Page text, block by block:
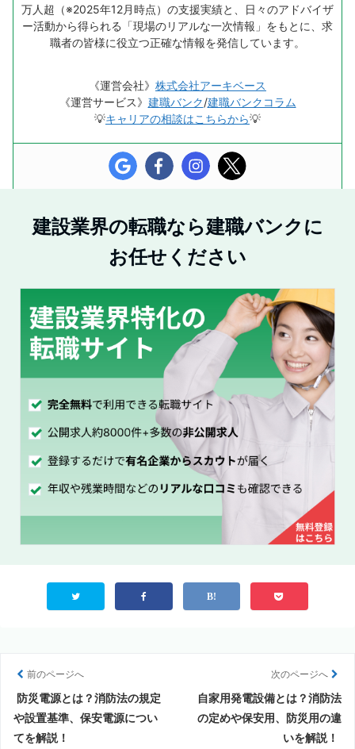
万人超（※2025年12月時点）の支援実績と、日々のアドバイザ
ー活動から得られる「現場のリアルな一次情報」をもとに、求
職者の皆様に役立つ正確な情報を発信しています。
《運営会社》 株式会社アーキベース
《運営サービス》 建職バンク/建職バンクコラム
💡キャリアの相談はこちらから💡
建設業界の転職なら建職バンクに
お任せください
前のページへ
防災電源とは？消防法の規定
や設置基準、保安電源につい
てを解説！
次のページへ
自家用発電設備とは？消防法
の定めや保安用、防災用の違
いを解説！